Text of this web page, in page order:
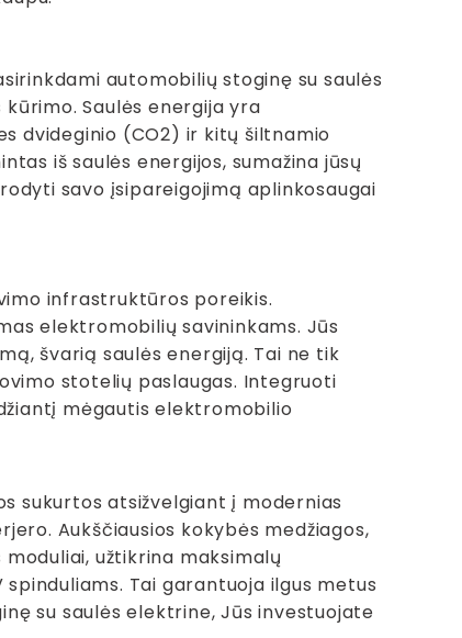
automobilių stoginę su saulės
Saulės energija yra
dvideginio (CO2) ir kitų šiltnamio
iš saulės energijos, sumažina jūsų
savo įsipareigojimą aplinkosaugai
infrastruktūros poreikis.
elektromobilių savininkams. Jūs
švarią saulės energiją. Tai ne tik
stotelių paslaugas. Integruoti
mėgautis elektromobilio
sukurtos atsižvelgiant į modernias
Aukščiausios kokybės medžiagos,
užtikrina maksimalų
Tai garantuoja ilgus metus
su saulės elektrine, Jūs investuojate